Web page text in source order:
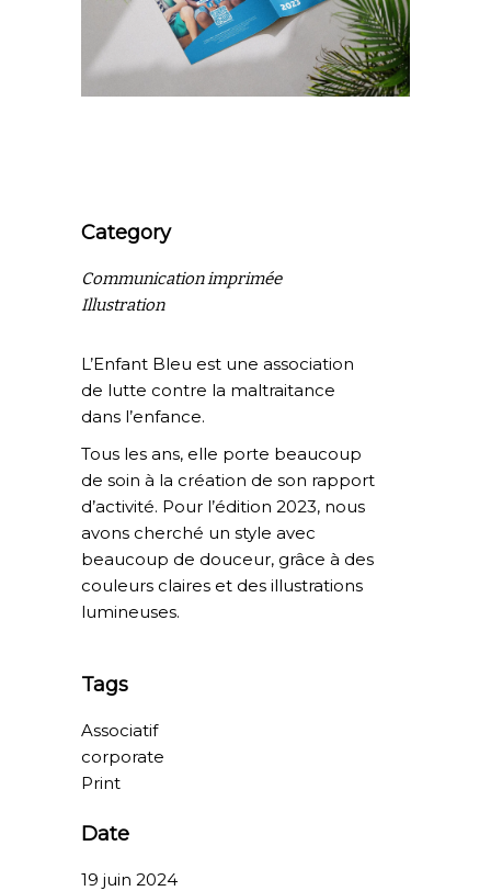
Category
Communication imprimée
Illustration
L’Enfant Bleu est une association
de lutte contre la maltraitance
dans l’enfance.
Tous les ans, elle porte beaucoup
de soin à la création de son rapport
d’activité. Pour l’édition 2023, nous
avons cherché un style avec
beaucoup de douceur, grâce à des
couleurs claires et des illustrations
lumineuses.
Tags
Associatif
corporate
Print
Date
19 juin 2024